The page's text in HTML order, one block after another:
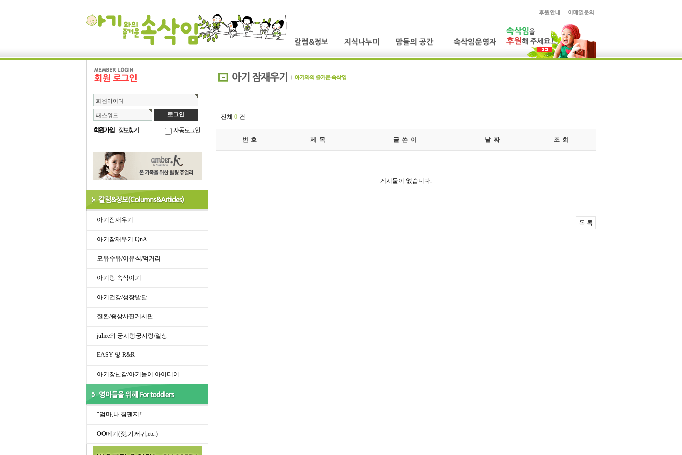
회원아이디
패스워드
회원가입 정보찾기 자동로그인
아기잠재우기
아기잠재우기 QnA
모유수유/이유식/먹거리
아기랑 속삭이기
아기건강/성장발달
질환/증상사진게시판
juliee의 궁시렁궁시렁/일상
EASY 및 R&R
아기장난감/아기놀이 아이디어
"엄마,나 침팬지!"
OO떼기(젖,기저귀,etc.)
전체 0 건
번 호 제 목 글 쓴 이 날 짜 조 회
게시물이 없습니다.
목 록